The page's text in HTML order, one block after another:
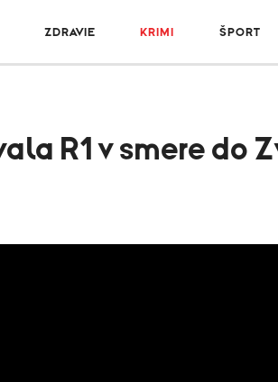
ZDRAVIE KRIMI ŠPORT
R1 v smere do